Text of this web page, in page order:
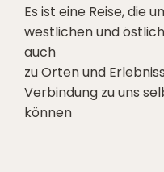
Es ist eine Reise, die
westlichen und
auch
zu Orten und
Verbindung zu uns
können